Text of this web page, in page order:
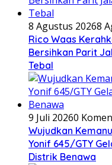
8 Agustus 20268
Rico Waas
Bersihkan Parit
Tebal
9 Juli 20260
Wujudkan
Yonif 645/GTY
Distrik Benawa